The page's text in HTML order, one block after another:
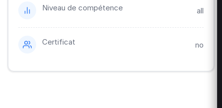
Niveau de compétence all
Certificat no